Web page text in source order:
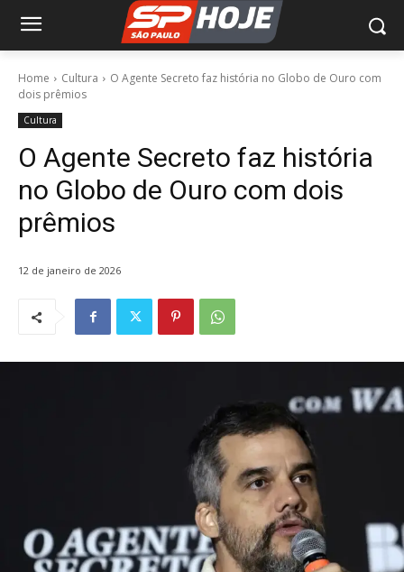
Home Cultura
O Agente Secreto faz história no Globo de Ouro com
dois prêmios
Cultura
O Agente Secreto faz história
no Globo de Ouro com dois
prêmios
12 de janeiro de 2026